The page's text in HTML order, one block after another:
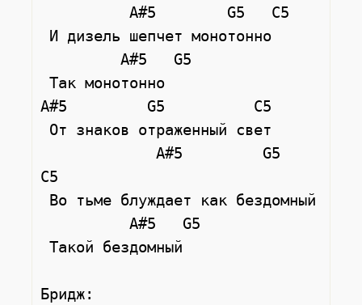
          A#5        G5   C5
         A#5   G5
Так монотонно
A#5         G5          C5
             A#5         G5
C5
          A#5   G5
Такой бездомный
Бридж: